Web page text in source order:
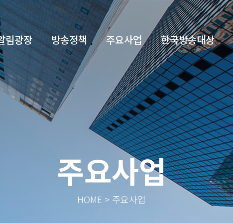
림광장 방송정책 주요사업 한국방송대상
주요사업
HOME > 주요사업